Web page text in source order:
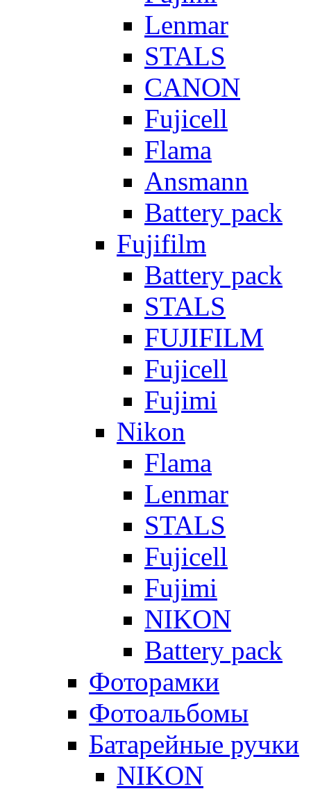
Lenmar
STALS
CANON
Fujicell
Flama
Ansmann
Battery pack
Fujifilm
Battery pack
STALS
FUJIFILM
Fujicell
Fujimi
Nikon
Flama
Lenmar
STALS
Fujicell
Fujimi
NIKON
Battery pack
Фоторамки
Фотоальбомы
Батарейные ручки
NIKON